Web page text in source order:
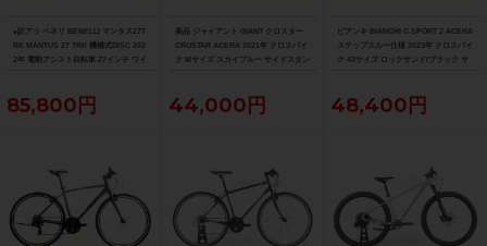
●訳アリ ベネリ BENELLI マンタス27T
RK MANTUS 27 TRK 機械式DISC 202
2年 電動アシスト自転車 27インチ ワイ
85,800円
美品 ジャイアント GIANT クロスター
CROSTAR ACERA 2021年 クロスバイ
ク Mサイズ スカイブルー サイドスタン
44,000円
ビアンキ BIANCHI C-SPORT 2 ACERA
ステップスルー仕様 2023年 クロスバイ
ク 43サイズ ロックサンド/ブラック サ
48,400円